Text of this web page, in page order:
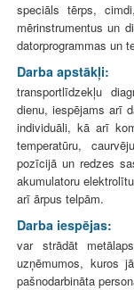
speciāls tērps,
mērinstrumentus un
datorprogrammas un
Darba apstākļi:
transportlīdzekļu
dienu, iespējams arī
individuāli, kā arī
temperatūru,
pozīcijā un redzes
akumulatoru
arī ārpus telpām.
Darba iespējas:
var strādāt
uzņēmumos, kuros
pašnodarbināta